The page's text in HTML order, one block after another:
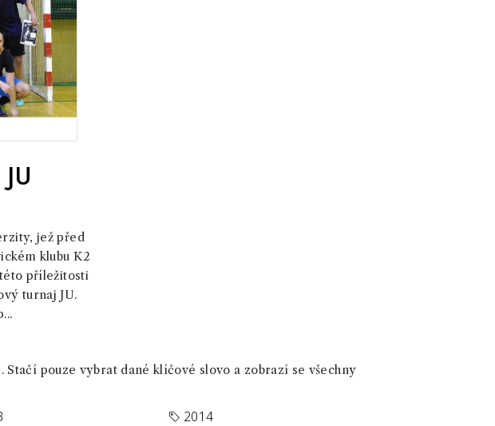
jež před
klubu K2
příležitosti
turnaj JU.
pouze vybrat dané klíčové slovo a zobrazí se všechny
2014